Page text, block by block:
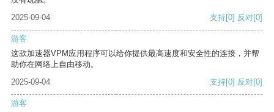
2025-09-04
支持[0] 反对[0]
游客
这款加速器VPM应用程序可以给你提供最高速度和安全性的连接，并帮
助你在网络上自由移动。
2025-09-04
支持[0] 反对[0]
游客